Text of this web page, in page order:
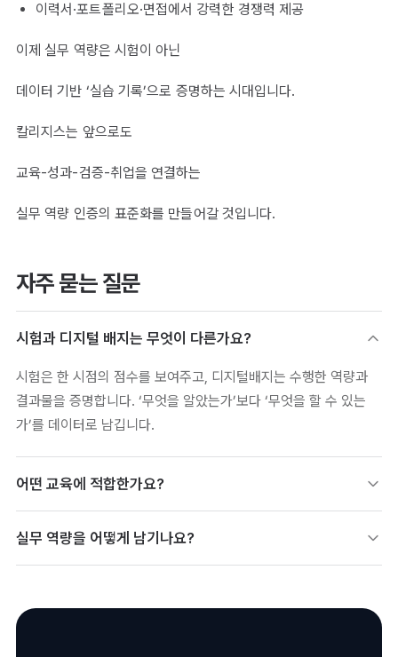
이력서·포트폴리오·면접에서 강력한 경쟁력 제공
이제 실무 역량은 시험이 아닌
데이터 기반 ‘실습 기록’으로 증명하는 시대입니다.
칼리지스는 앞으로도
교육-성과-검증-취업을 연결하는
실무 역량 인증의 표준화를 만들어갈 것입니다.
자주 묻는 질문
시험과 디지털 배지는 무엇이 다른가요?
시험은 한 시점의 점수를 보여주고, 디지털배지는 수행한 역량과
결과물을 증명합니다. ‘무엇을 알았는가’보다 ‘무엇을 할 수 있는
가’를 데이터로 남깁니다.
어떤 교육에 적합한가요?
합니다. 결과물이 명확한 과정일수록 배지의 증명력이 커집니다.
실무 역량을 어떻게 남기나요?
습니다.